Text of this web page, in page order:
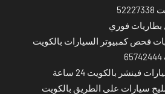
بطاريات فوري
فحص كمبيوتر السيارات بالكويت
فينشر بالكويت 24 ساعة
سيارات على الطريق بالكويت